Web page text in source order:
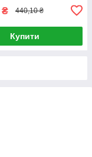
₴ 440,10 ₴
Купити